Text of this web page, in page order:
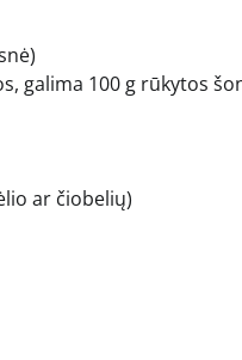
galima 100 g rūkytos
ar čiobelių)